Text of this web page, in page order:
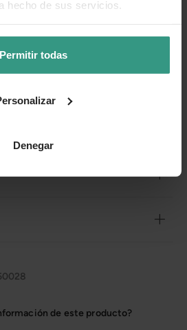
hecho de sus servicios.
Permitir todas
Denegar
o reciclables.
las ventasa proyectos solidarios
de este producto?